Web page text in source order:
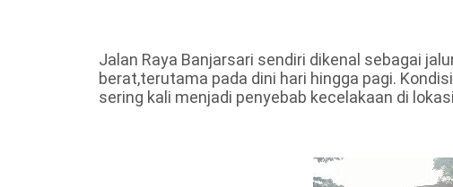
Jalan Raya Banjarsari sendiri dikenal sebagai
berat,terutama pada dini hari hingga pagi.
sering kali menjadi penyebab kecelakaan di